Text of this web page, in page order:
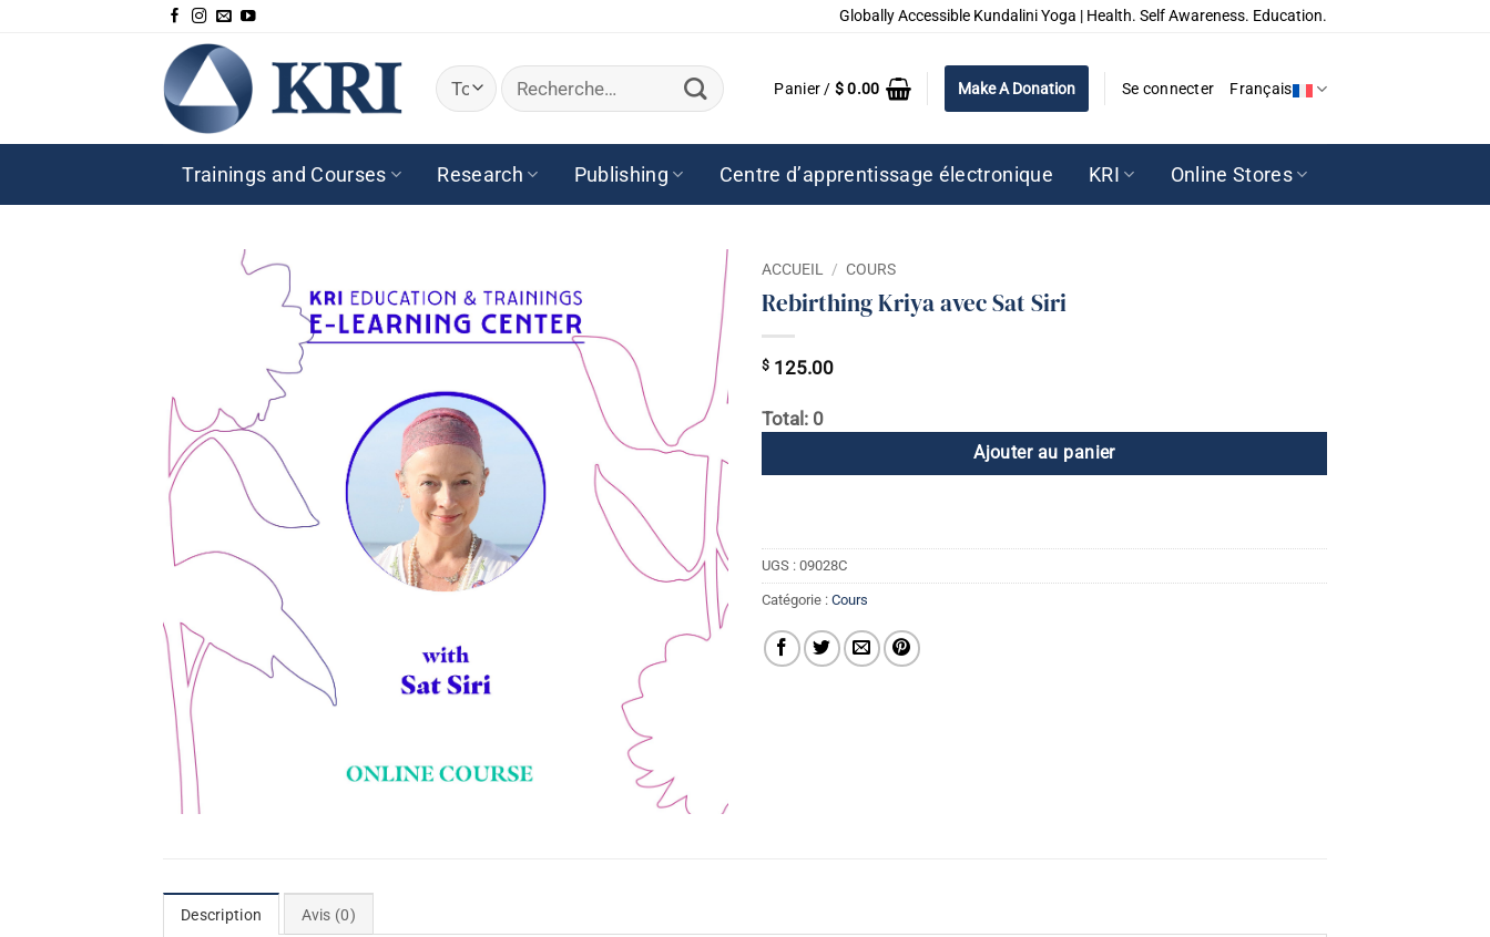
Globally Accessible Kundalini Yoga | Health. Self Awareness. Education.
Recherche
pour :
Panier / $0.00 Make A Donation Se connecter Français
Trainings and Courses Research Publishing Centre d’apprentissage électronique KRI Online Stores
ACCUEIL / COURS
Rebirthing Kriya avec Sat Siri
$ 125.00
Total: 0
Ajouter au panier
UGS : 09028C
Catégorie : Cours
Description Avis (0)